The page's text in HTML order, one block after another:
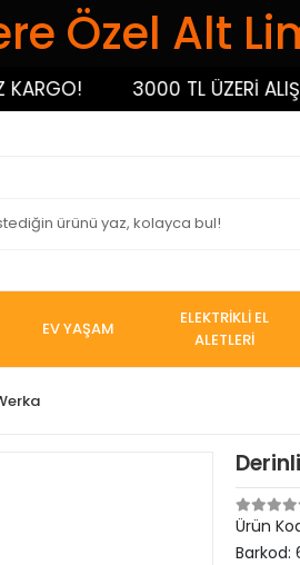
Özel Alt
3000 TL ÜZERİ
EV YAŞAM
ELEKTRİKLİ EL
ALETLERİ
Ürün
Barkod: